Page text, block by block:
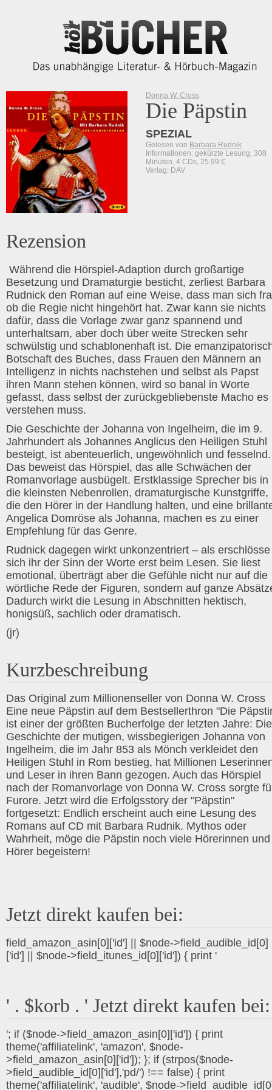
Donna W. Cross
Die Päpstin
SPEZIAL
Gelesen von Barbara Rudnik
Informationen: gekürzte Lesung, 308
Minuten, 4 CDs, 25.99 €
Verlag: DAV
Rezension
Während die Hörspiel-Adaption durch großartige
Besetzung und Dramaturgie besticht, zerliest Barbara
Rudnick den Roman auf eine Weise, dass man sich
ob die Regie nicht hingehört hat. Zwar kann sie nichts
dafür, dass die Vorlage zwar ganz spannend und
unterhaltsam, aber doch über weite Strecken sehr
schwülstig und schablonenhaft ist. Die
Botschaft des Buches, dass Frauen den Männern an
Intelligenz in nichts nachstehen und selbst als Papst
ihren Mann stehen können, wird so banal in Worte
gefasst, dass selbst der zurückgebliebenste Macho es
verstehen muss.
Die Geschichte der Johanna von Ingelheim, die im 9.
Jahrhundert als Johannes Anglicus den Heiligen Stuhl
besteigt, ist abenteuerlich, ungewöhnlich und fesselnd.
Das beweist das Hörspiel, das alle Schwächen der
Romanvorlage ausbügelt. Erstklassige Sprecher bis in
die kleinsten Nebenrollen, dramaturgische Kunstgriffe,
die den Hörer in der Handlung halten, und eine
Angelica Domröse als Johanna, machen es zu einer
Empfehlung für das Genre.
Rudnick dagegen wirkt unkonzentriert – als erschlösse
sich ihr der Sinn der Worte erst beim Lesen. Sie liest
emotional, überträgt aber die Gefühle nicht nur auf die
wörtliche Rede der Figuren, sondern auf ganze
Dadurch wirkt die Lesung in Abschnitten hektisch,
honigsüß, sachlich oder dramatisch.
(jr)
Kurzbeschreibung
Das Original zum Millionenseller von Donna W. Cross
Eine neue Päpstin auf dem Bestsellerthron "Die
ist einer der größten Bucherfolge der letzten Jahre: Die
Geschichte der mutigen, wissbegierigen Johanna von
Ingelheim, die im Jahr 853 als Mönch verkleidet den
Heiligen Stuhl in Rom bestieg, hat Millionen
und Leser in ihren Bann gezogen. Auch das Hörspiel
nach der Romanvorlage von Donna W. Cross sorgte
Furore. Jetzt wird die Erfolgsstory der "Päpstin"
fortgesetzt: Endlich erscheint auch eine Lesung des
Romans auf CD mit Barbara Rudnik. Mythos oder
Wahrheit, möge die Päpstin noch viele Hörerinnen und
Hörer begeistern!
Jetzt direkt kaufen bei:
field_amazon_asin[0]['id'] || $node->field_audible_id[0]
['id'] || $node->field_itunes_id[0]['id']) { print '
' . $korb . ' Jetzt direkt kaufen bei:
'; if ($node->field_amazon_asin[0]['id']) { print
theme('affiliatelink', 'amazon', $node-
>field_amazon_asin[0]['id']); }; if (strpos($node-
>field_audible_id[0]['id'],'pd/') !== false) { print
theme('affiliatelink', 'audible', $node-